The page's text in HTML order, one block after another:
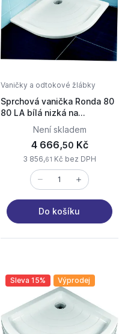
Vaničky a odtokové žlábky
Sprchová vanička Ronda 80
80 LA bílá nizká na
podezdění
Není skladem
4 666,50 Kč
3 856,61 Kč bez DPH
Do košíku
Sleva 15% Výprodej